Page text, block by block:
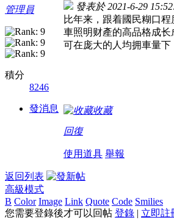
管理員
積分
8246
發消息
發表於 2021-6-29
比年来，跟着國民糊口
車照明财產的高品格成
可在庞大的人均拥車量
收藏
回復
使用道具 舉報
返回列表
高級模式
B Color Image Link Quote Code Smilies
您需要登錄後才可以回帖 登錄 | 立即註